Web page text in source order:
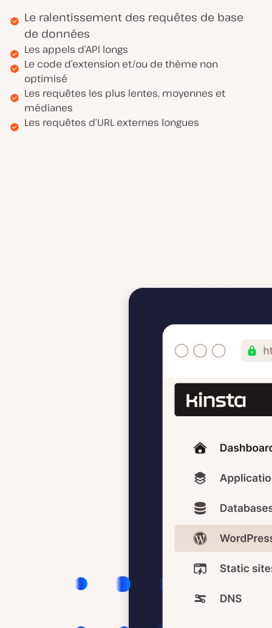
Le ralentissement des requêtes de base
de données
Les appels d’API longs
Le code d’extension et/ou de thème non
optimisé
Les requêtes les plus lentes, moyennes et
médianes
Les requêtes d’URL externes longues